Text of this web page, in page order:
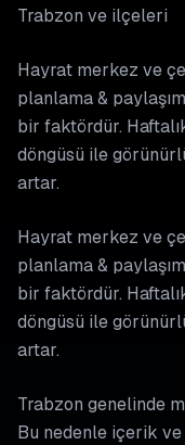
Trabzon ve ilçeleri
Hayrat merkez ve
planlama &
bir faktördür.
döngüsü ile
artar.
Hayrat merkez ve
planlama &
bir faktördür.
döngüsü ile
artar.
Trabzon genelinde
Bu nedenle içerik ve